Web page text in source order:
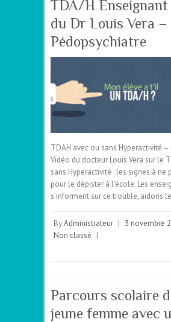
TDA/H Enseignant
du Dr Louis Vera –
Pédopsychiatre
TDAH avec ou sans Hyperactivité –
Vidéo du docteur Louis Vera sur le
sans Hyperactivité : les signes à ne
pour le dépister à l’école. Les
s’informent sur ce trouble, aidons
ByAdministrateur | 3 novembre
Non classé |
Parcours scolaire
jeune femme avec